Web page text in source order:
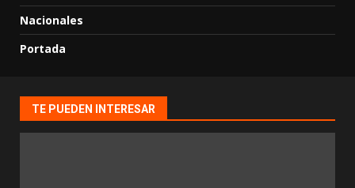
Nacionales
Portada
TE PUEDEN INTERESAR